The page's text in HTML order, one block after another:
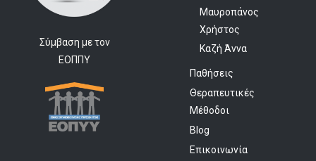
Σύμβαση με τον
ΕΟΠΠΥ
Μαυροπάνος
Χρήστος
Καζή Άννα
Παθήσεις
Θεραπευτικές
Μέθοδοι
Blog
Επικοινωνία